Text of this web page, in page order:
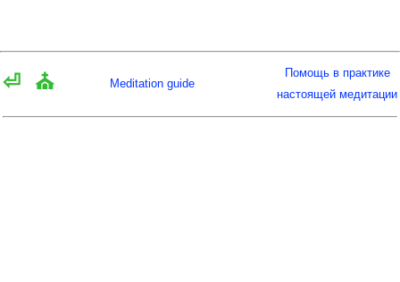
⏎ ⛪ Meditation guide
Помощь в практике
настоящей медитации